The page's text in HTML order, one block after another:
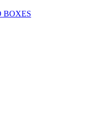
BOXES